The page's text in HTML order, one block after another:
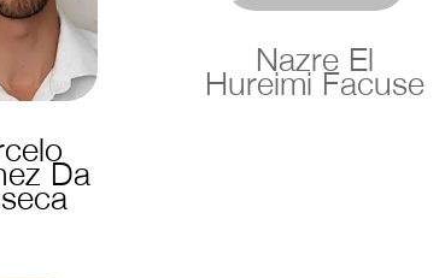
Da
Nazre El
Hureimi Facuse